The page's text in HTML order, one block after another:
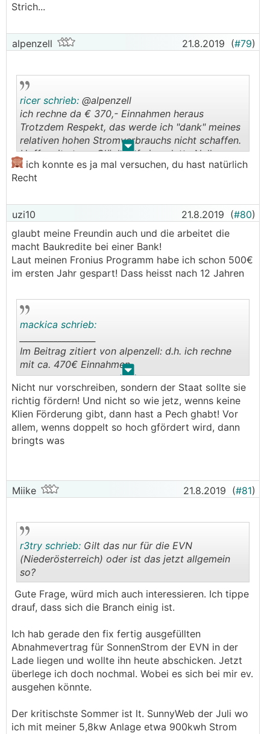
Strich...
alpenzell 21.8.2019 (#79)
. .
ricer schrieb: @alpenzell
ich rechne da € 370,- Einnahmen heraus
Trotzdem Respekt, das werde ich "dank" meines
relativen hohen Stromverbrauchs nicht schaffen.
Hoffe mit etwas Glück auf eine glatte Null
unterm Strich...
ich konnte es ja mal versuchen, du hast natürlich
Recht
uzi10 21.8.2019 (#80)
glaubt meine Freundin auch und die arbeitet die
macht Baukredite bei einer Bank!
Laut meinen Fronius Programm habe ich schon 500€
im ersten Jahr gespart! Dass heisst nach 12 Jahren
. .
mackica schrieb:
Im Beitrag zitiert von alpenzell: d.h. ich rechne
mit ca. 470€ Einnahmen
Ja, ich kapier immer noch nicht, warum nicht
jeder sich seine PV aufs Dach montiert. Und
woher diese allgemein verbreiteten Gerüchte
kommen dass sich eine PV erst nach 30 Jahren
amortisiert.
eine PV vorschreiben sollte...
Nicht nur vorschreiben, sondern der Staat sollte sie
richtig fördern! Und nicht so wie jetz, wenns keine
Klien Förderung gibt, dann hast a Pech ghabt! Vor
allem, wenns doppelt so hoch gfördert wird, dann
bringts was
Miike 21.8.2019 (#81)
..
r3try schrieb: Gilt das nur für die EVN
(Niederösterreich) oder ist das jetzt allgemein
so?
Gute Frage, würd mich auch interessieren. Ich tippe
drauf, dass sich die Branch einig ist.
Ich hab gerade den fix fertig ausgefüllten
Abnahmevertrag für SonnenStrom der EVN in der
Lade liegen und wollte ihn heute abschicken. Jetzt
überlege ich doch nochmal. Wobei es sich bei mir ev.
ausgehen könnte.
Der kritischste Sommer ist lt. SunnyWeb der Juli wo
ich mit meiner 5,8kw Anlage etwa 900kwh Strom